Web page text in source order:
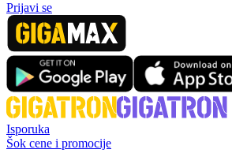
Prijavi se
Isporuka
Šok cene i promocije